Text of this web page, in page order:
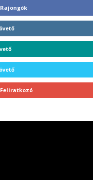
Rajongók
Feliratkozó